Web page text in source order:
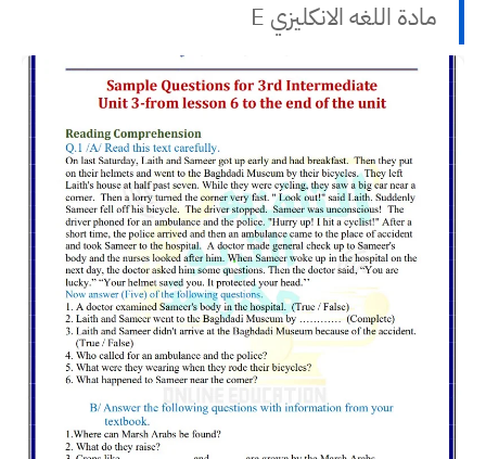
مادة اللغه الانكليزي E